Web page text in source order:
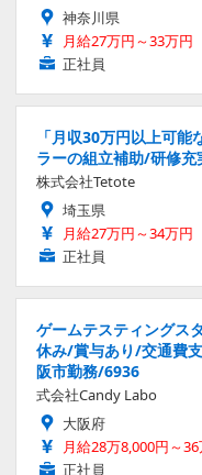
神奈川県
月給27万円～33万円
正社員
「月収30万円以上可
ラーの組立補助/研修
株式会社Tetote
埼玉県
月給27万円～34万円
正社員
ゲームテスティングス
休み/賞与あり/交通費
阪市勤務/6936
式会社Candy Labo
大阪府
月給28万8,000円～
正社員